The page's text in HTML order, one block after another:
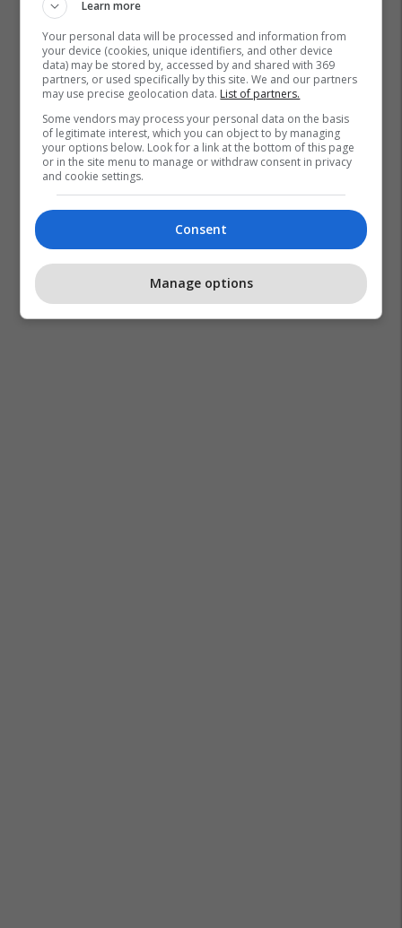
Learn more
Your personal data will be processed and information from
your device (cookies, unique identifiers, and other device
data) may be stored by, accessed by and shared with 369
partners, or used specifically by this site. We and our partners
may use precise geolocation data. List of partners.
Some vendors may process your personal data on the basis
of legitimate interest, which you can object to by managing
your options below. Look for a link at the bottom of this page
or in the site menu to manage or withdraw consent in privacy
and cookie settings.
Consent
Manage options